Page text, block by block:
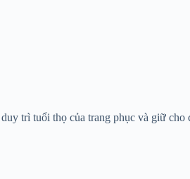
trì tuổi thọ của trang phục và giữ